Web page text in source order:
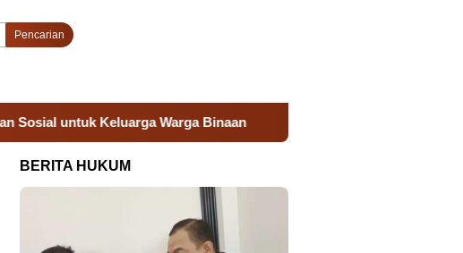
Pencarian
Binaan Donor Darah Semarak HUT RI, Lapas Takalar
BERITA HUKUM